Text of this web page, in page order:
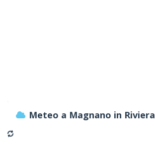
Meteo a Magnano in Riviera